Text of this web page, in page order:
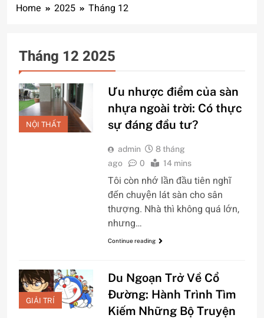
Home 2025 Tháng 12
Tháng 12 2025
NỘI THẤT
Ưu nhược điểm của sàn
nhựa ngoài trời: Có thực
sự đáng đầu tư?
admin
8 tháng
ago
0 14 mins
Tôi còn nhớ lần đầu tiên nghĩ
đến chuyện lát sàn cho sân
thượng. Nhà thì không quá lớn,
nhưng…
Continue reading
GIẢI TRÍ
Du Ngoạn Trở Về Cổ
Đường: Hành Trình Tìm
Kiếm Những Bộ Truyện